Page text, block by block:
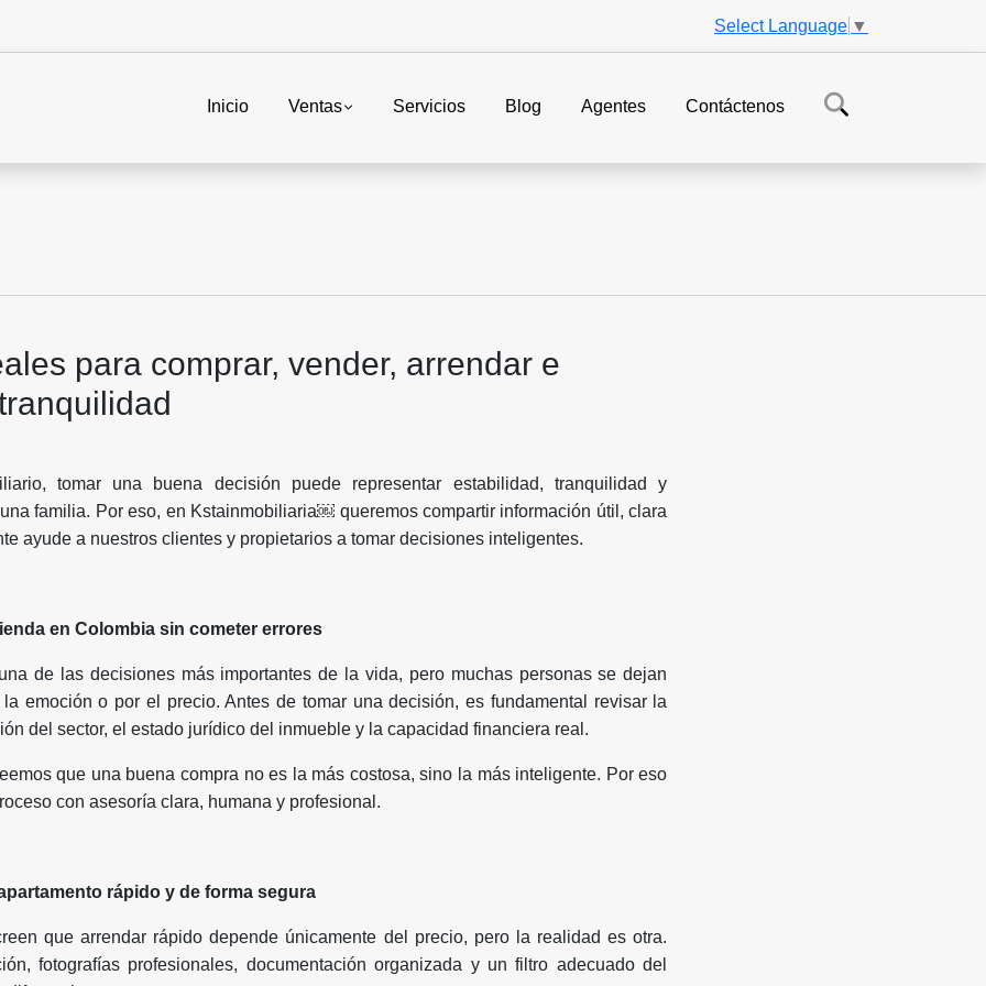
Select Language ▼
Inicio Ventas Servicios Blog Agentes Contáctenos
para comprar, vender, arrendar e
tomar una buena decisión puede representar estabilidad, tranquilidad y
familia. Por eso, en Kstainmobiliaria￼ queremos compartir información útil, clara
ayude a nuestros clientes y propietarios a tomar decisiones inteligentes.
en Colombia sin cometer errores
de las decisiones más importantes de la vida, pero muchas personas se dejan
emoción o por el precio. Antes de tomar una decisión, es fundamental revisar la
del sector, el estado jurídico del inmueble y la capacidad financiera real.
que una buena compra no es la más costosa, sino la más inteligente. Por eso
con asesoría clara, humana y profesional.
rápido y de forma segura
que arrendar rápido depende únicamente del precio, pero la realidad es otra.
fotografías profesionales, documentación organizada y un filtro adecuado del